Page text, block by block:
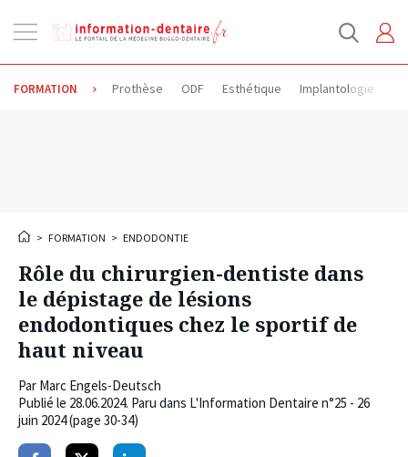
la
FORMATION Prothèse ODF Esthétique Implantologie
> FORMATION > ENDODONTIE
Rôle du chirurgien-dentiste dans
le dépistage de lésions
endodontiques chez le sportif de
haut niveau
Par Marc Engels-Deutsch
Publié le 28.06.2024. Paru dans L'Information Dentaire n°25 - 26
juin 2024 (page 30-34)